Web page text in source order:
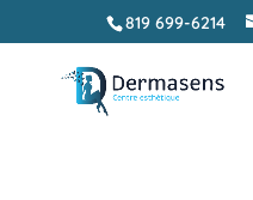
819 699-6214